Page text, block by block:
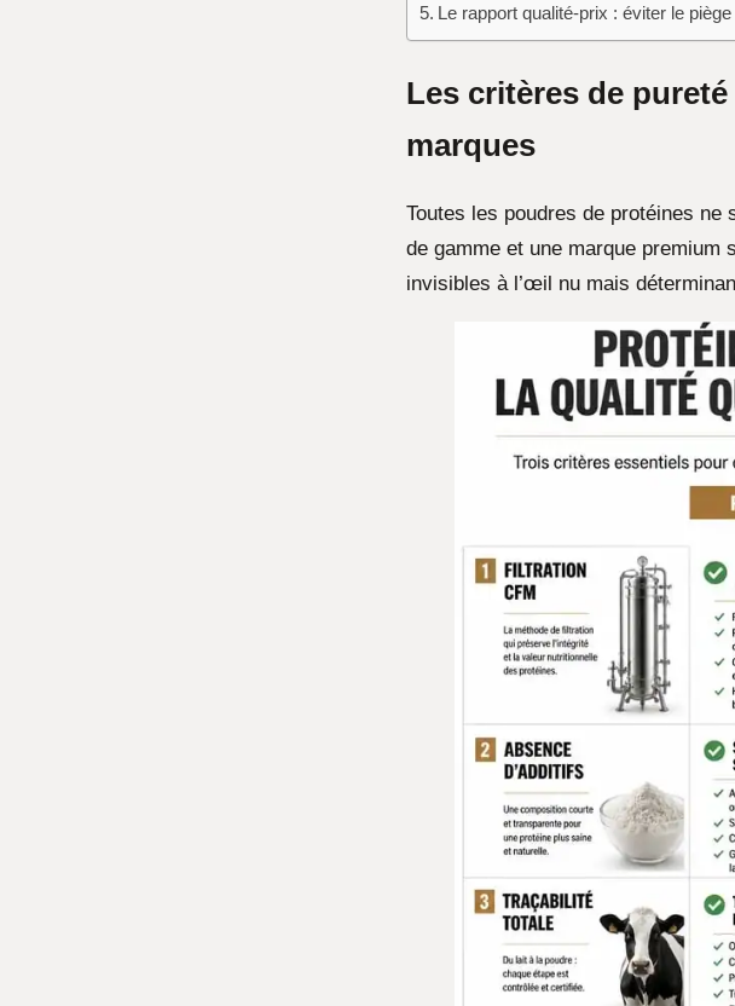
Le rapport qualité-prix : éviter le
Les critères de
marques
Toutes les poudres de protéines
de gamme et une marque premium
invisibles à l’œil nu mais